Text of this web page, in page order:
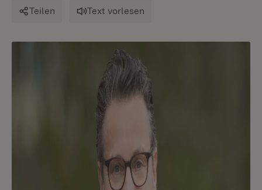
Teilen Text vorlesen